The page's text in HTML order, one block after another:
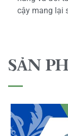
cậy mang lại
SẢN